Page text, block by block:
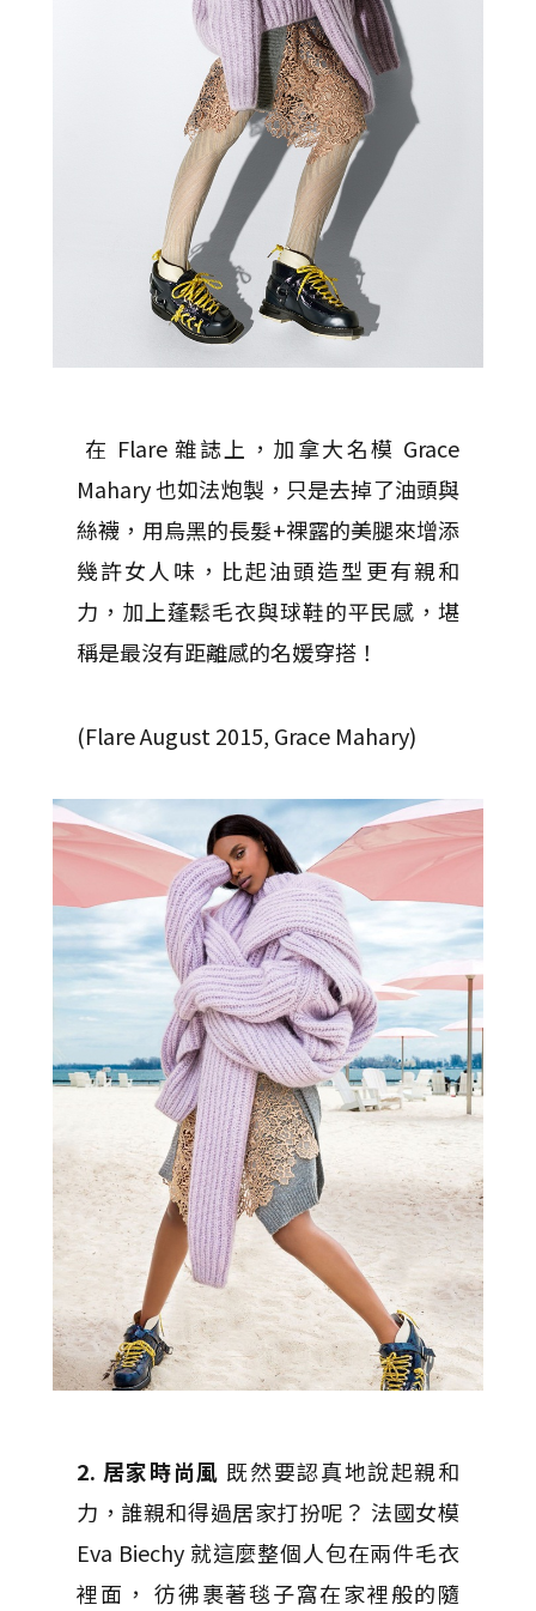
在 Flare 雜誌上，加拿大名模 Grace
Mahary 也如法炮製， 只是去掉了油頭與
絲襪， 用烏黑的長髮+裸露的美腿來增添
幾許女人味， 比起油頭造型更有親和
力， 加上蓬鬆毛衣與球鞋的平民感， 堪
稱是最沒有距離感的名媛穿搭！
(Flare August 2015, Grace Mahary)
2. 居家時尚風 既然要認真地說起親和
力，誰親和得過居家打扮呢？ 法國女模
Eva Biechy 就這麼整個人包在兩件毛衣
裡面， 彷彿裹著毯子窩在家裡般的隨